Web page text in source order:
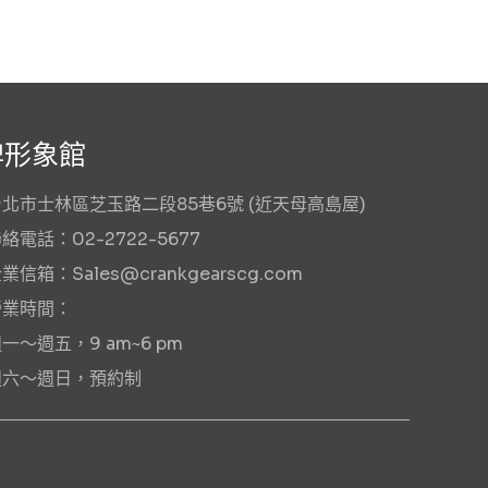
象館
市士林區芝玉路二段85巷6號 (近天母高島屋)
電話：02-2722-5677
業信箱：Sales@crankgearscg.com
時間：
週五，9 am~6 pm
週日，預約制